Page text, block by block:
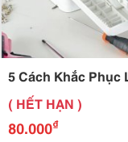
5 Cách Khắc Phục
( HẾT HẠN )
80.000₫